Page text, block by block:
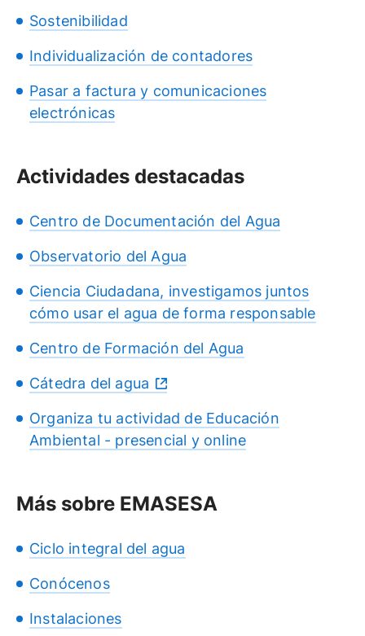
Sostenibilidad
Individualización de contadores
Pasar a factura y comunicaciones
electrónicas
Actividades destacadas
Centro de Documentación del Agua
Observatorio del Agua
Ciencia Ciudadana, investigamos juntos
cómo usar el agua de forma responsable
Centro de Formación del Agua
Cátedra del agua
Organiza tu actividad de Educación
Ambiental - presencial y online
Más sobre EMASESA
Ciclo integral del agua
Conócenos
Instalaciones